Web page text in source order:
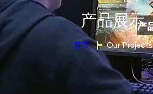
产品展示
首页 Our Projects